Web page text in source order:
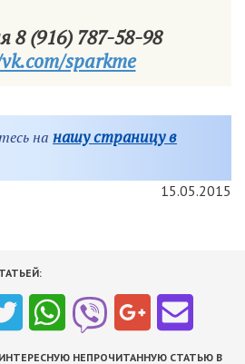
8 (916) 787-58-98
sparkme
на нашу страницу в
15.05.2015
НЕПРОЧИТАННУЮ СТАТЬЮ В